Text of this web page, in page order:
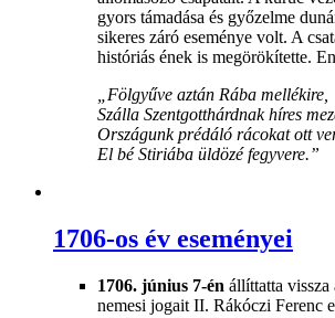
gyors támadása és győzelme
sikeres záró eseménye volt. A
históriás ének is megörökítette.
„Fölgyűve aztán Rába mellékire,
Szálla Szentgotthárdnak híres
Országunk prédáló rácokat ott
El bé Stiriába üldözé fegyvere.”
1706-os év eseményei
1706. június 7-én állíttatta vissza
nemesi jogait II. Rákóczi Ferenc